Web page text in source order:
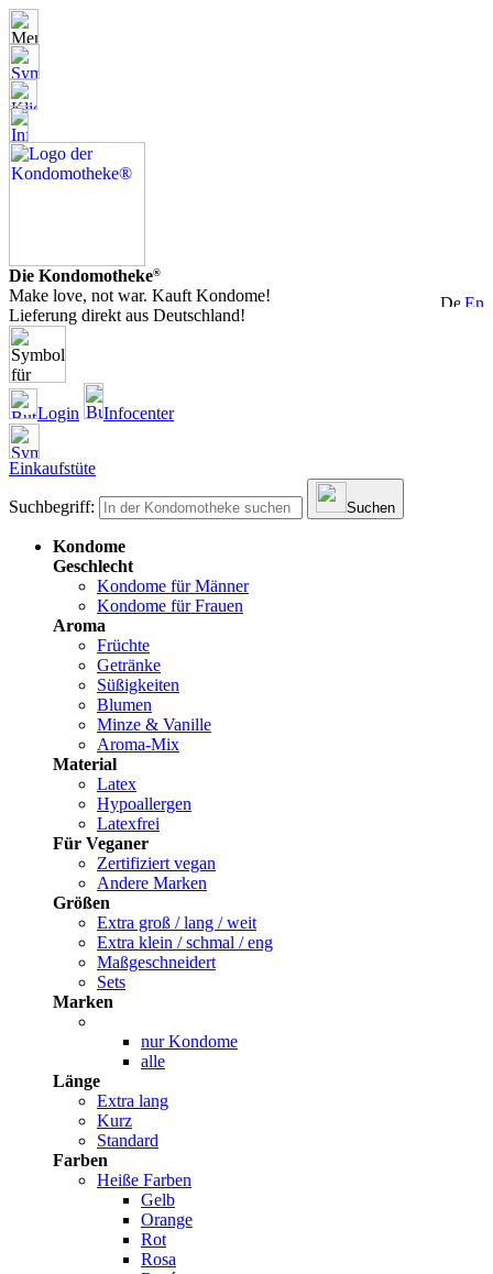
Die Kondomotheke®
Make love, not war. Kauft Kondome!
Lieferung direkt aus Deutschland!
Login Infocenter
Einkaufstüte
Suchbegriff: Suchen
Kondome
Geschlecht
Kondome für Männer
Kondome für Frauen
Aroma
Früchte
Getränke
Süßigkeiten
Blumen
Minze & Vanille
Aroma-Mix
Material
Latex
Hypoallergen
Latexfrei
Für Veganer
Zertifiziert vegan
Andere Marken
Größen
Extra groß / lang / weit
Extra klein / schmal / eng
Maßgeschneidert
Sets
Marken
nur Kondome
alle
Länge
Extra lang
Kurz
Standard
Farben
Heiße Farben
Gelb
Orange
Rot
Rosa